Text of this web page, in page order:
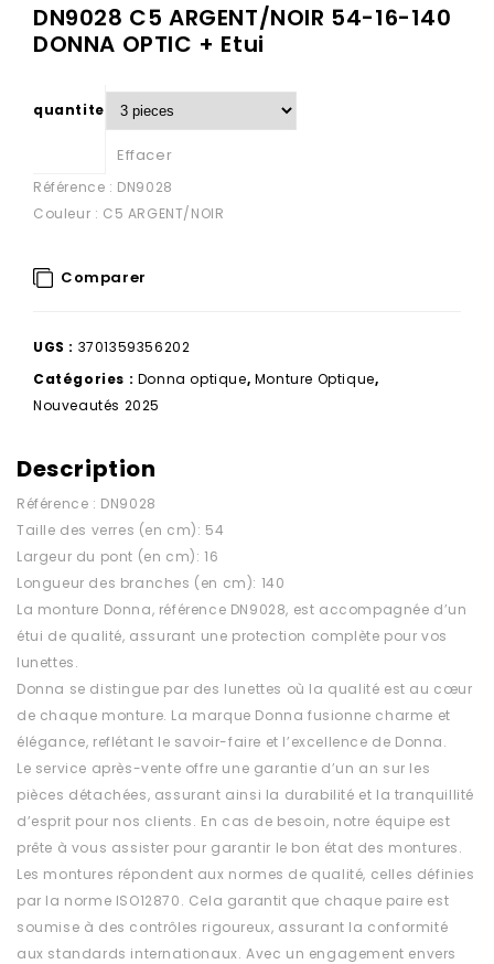
DN9028 C5 ARGENT/NOIR 54-16-140
DONNA OPTIC + Etui
quantite
Effacer
Référence : DN9028
Couleur : C5 ARGENT/NOIR
Comparer
UGS : 3701359356202
Catégories : Donna optique, Monture Optique,
Nouveautés 2025
Description
Référence : DN9028
Taille des verres (en cm): 54
Largeur du pont (en cm): 16
Longueur des branches (en cm): 140
La monture Donna, référence DN9028, est accompagnée d’un
étui de qualité, assurant une protection complète pour vos
lunettes.
Donna se distingue par des lunettes où la qualité est au cœur
de chaque monture. La marque Donna fusionne charme et
élégance, reflétant le savoir-faire et l’excellence de Donna.
Le service après-vente offre une garantie d’un an sur les
pièces détachées, assurant ainsi la durabilité et la tranquillité
d’esprit pour nos clients. En cas de besoin, notre équipe est
prête à vous assister pour garantir le bon état des montures.
Les montures répondent aux normes de qualité, celles définies
par la norme ISO12870. Cela garantit que chaque paire est
soumise à des contrôles rigoureux, assurant la conformité
aux standards internationaux. Avec un engagement envers